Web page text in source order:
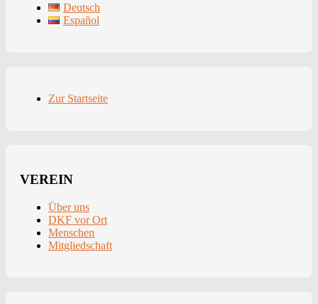
Deutsch
Español
Zur Startseite
VEREIN
Über uns
DKF vor Ort
Menschen
Mitgliedschaft